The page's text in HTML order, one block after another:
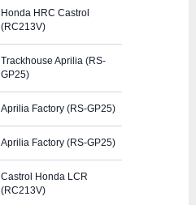
Honda HRC Castrol
(RC213V)
Trackhouse Aprilia (RS-
GP25)
Aprilia Factory (RS-GP25)
Aprilia Factory (RS-GP25)
Castrol Honda LCR
(RC213V)